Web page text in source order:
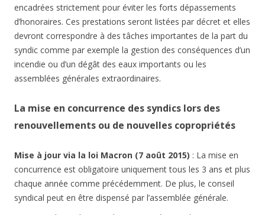
encadrées strictement pour éviter les forts dépassements
d’honoraires. Ces prestations seront listées par décret et elles
devront correspondre à des tâches importantes de la part du
syndic comme par exemple la gestion des conséquences d’un
incendie ou d’un dégât des eaux importants ou les
assemblées générales extraordinaires.
La mise en concurrence des syndics lors des
renouvellements ou de nouvelles copropriétés
Mise à jour via la loi Macron (7 août 2015) : La mise en
concurrence est obligatoire uniquement tous les 3 ans et plus
chaque année comme précédemment. De plus, le conseil
syndical peut en être dispensé par l’assemblée générale.